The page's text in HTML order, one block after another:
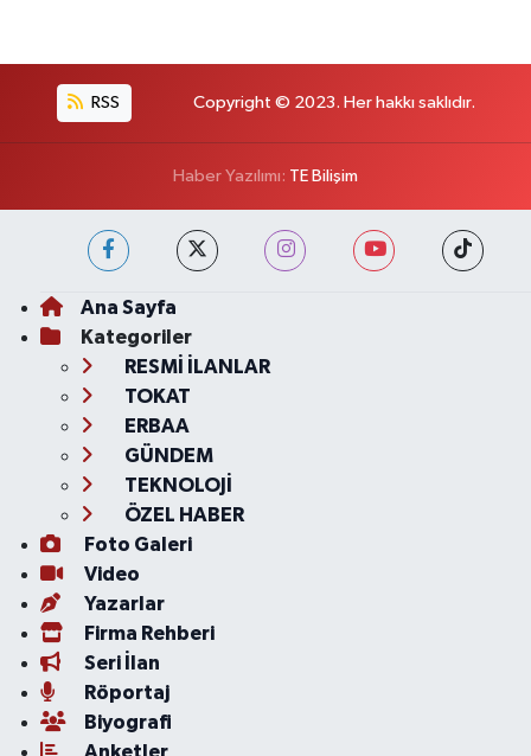
RSS Copyright © 2023. Her hakkı saklıdır.
Haber Yazılımı: TE Bilişim
Ana Sayfa
Kategoriler
RESMİ İLANLAR
TOKAT
ERBAA
GÜNDEM
TEKNOLOJİ
ÖZEL HABER
Foto Galeri
Video
Yazarlar
Firma Rehberi
Seri İlan
Röportaj
Biyografi